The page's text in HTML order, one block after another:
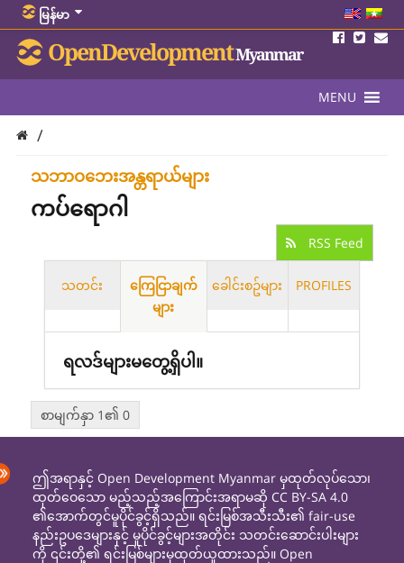
မြန်မာ
OpenDevelopmentMyanmar
MENU
/
သဘာဝဘေးအန္တရာယ်များ
ကပ်ရောဂါ
RSS Feed
သတင်း
ကြေငြာချက်
များ
ခေါင်းစဥ်များ PROFILES
ရလဒ်များမတွေ့ရှိပါ။
စာမျက်နှာ 1၏ 0
ဤအရာနှင့် Open Development Myanmar မှထုတ်လုပ်သော၊
ထုတ်ဝေသော မည့်သည့်အကြောင်းအရာမဆို CC BY-SA 4.0
၏အောက်တွင်မူပိုင်ခွင့်ရှိသည်။ ရင်းမြစ်အသီးသီး၏ fair-use
နည်းဥပဒေများနှင့် မူပိုင်ခွင့်များအတိုင်း သတင်းဆောင်းပါးများ
ကို ၎င်းတို့၏ ရင်းမြစ်များမှထုတ်ယူထားသည်။ Open